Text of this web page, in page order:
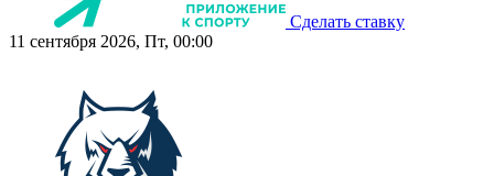
Сделать ставку
11 сентября 2026, Пт, 00:00